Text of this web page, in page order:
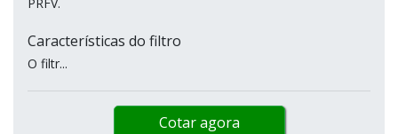
Características do filtro
O filtr...
Cotar agora